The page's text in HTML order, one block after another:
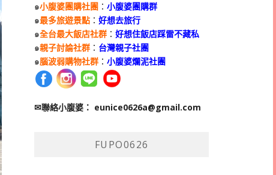
๑小腹婆團購社團 ：小腹婆團購群
๑最多旅遊景點 ：好想去旅行
๑全台最大飯店社群 ：好想住飯店踩雷不藏私
๑親子討論社群 ： 台灣親子社團
๑腦波弱購物社群 ：小腹婆爛泥社團
✉聯絡小腹婆： eunice0626a@gmail.com
FUPO0626